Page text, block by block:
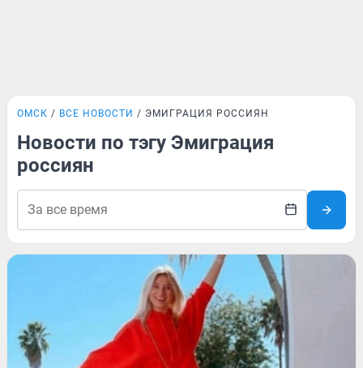
ОМСК ВСЕ НОВОСТИ ЭМИГРАЦИЯ РОССИЯН
Новости по тэгу Эмиграция
россиян